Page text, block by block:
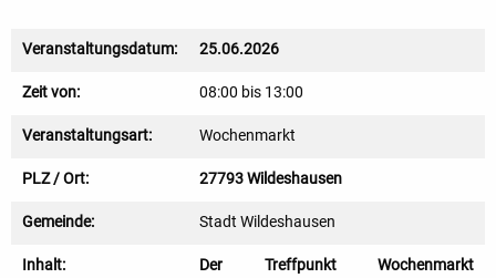
Veranstaltungsdatum: 25.06.2026
Zeit von: 08:00 bis 13:00
Veranstaltungsart: Wochenmarkt
PLZ / Ort: 27793 Wildeshausen
Gemeinde: Stadt Wildeshausen
Inhalt:
Der Treffpunkt Wochenmarkt